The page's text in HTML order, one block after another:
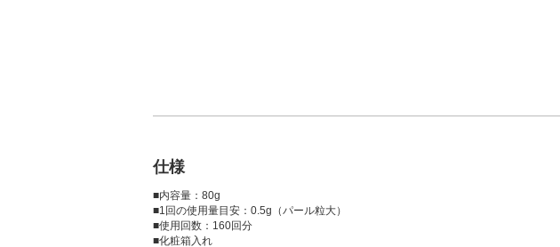
仕様
■内容量：80g
■1回の使用量目安：0.5g（パール粒大）
■使用回数：160回分
■化粧箱入れ